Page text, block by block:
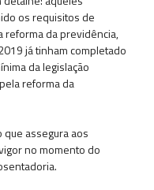
os requisitos de
reforma da previdência,
já tinham completado
da legislação
reforma da
assegura aos
no momento do